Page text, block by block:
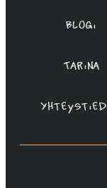
Blogi
Tarina